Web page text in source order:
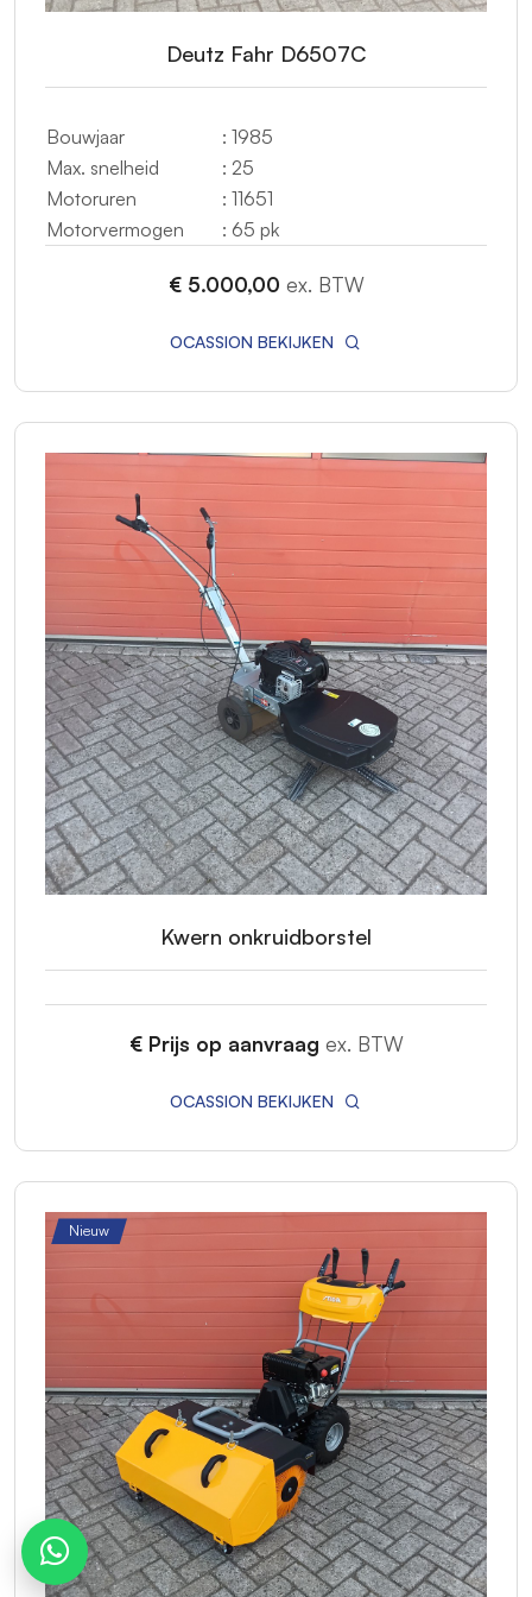
Deutz Fahr D6507C
Bouwjaar
: 1985
Max. snelheid
: 25
Motoruren
: 11651
Motorvermogen
: 65 pk
€ 5.000,00 ex. BTW
OCASSION BEKIJKEN
Kwern onkruidborstel
€ Prijs op aanvraag ex. BTW
OCASSION BEKIJKEN
Nieuw